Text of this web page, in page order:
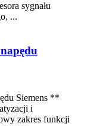
sygnału
...
Siemens **
i
zakres funkcji